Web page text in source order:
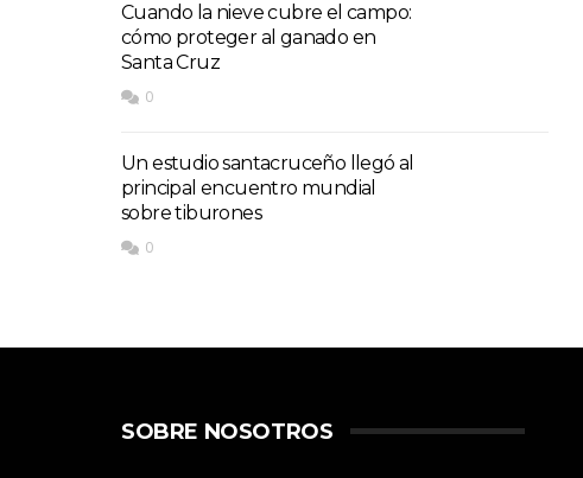
Cuando la nieve cubre el campo:
cómo proteger al ganado en
Santa Cruz
0
Un estudio santacruceño llegó al
principal encuentro mundial
sobre tiburones
0
SOBRE NOSOTROS